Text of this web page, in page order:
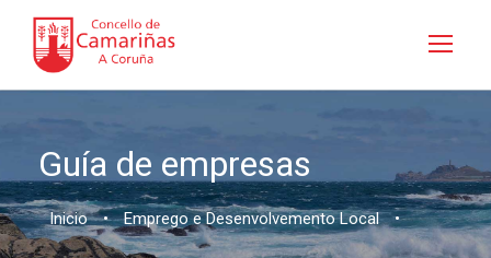
Guía de empresas
Inicio • Emprego e Desenvolvemento Local •